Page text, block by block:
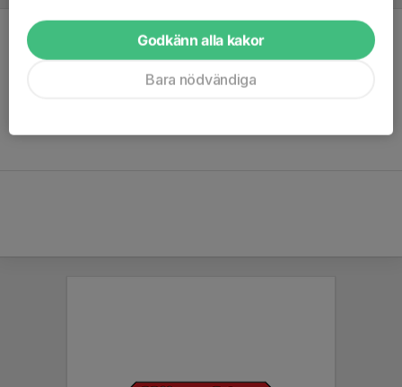
Ingen statistik finns för detta år
Godkänn alla kakor
Bara nödvändiga